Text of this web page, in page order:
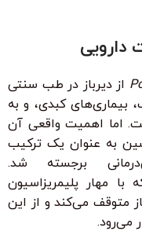
از دیرباز در طب سنتی
بیماری‌های کبدی، و به
اما اهمیت واقعی آن
به عنوان یک ترکیب
برجسته شد.
مهار پلیمریزاسیون
متوقف می‌کند و از این
می‌رود.